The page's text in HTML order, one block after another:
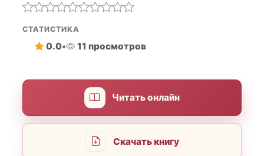
СТАТИСТИКА
0.0• 11 просмотров
Читать онлайн
Скачать книгу